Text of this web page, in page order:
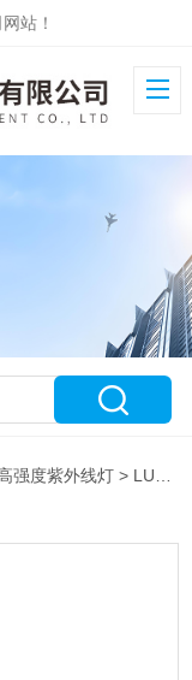
站！
强度紫外线灯 > LUYOR-450 高强度蓝光检漏灯